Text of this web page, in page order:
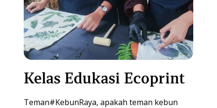
MEETING PACKAGE
SPACE RENTAL
GUEST HOUSE
KULINER
MEMBERSHIP
BALI
Kelas Edukasi Ecoprint
Teman#KebunRaya, apakah teman kebun